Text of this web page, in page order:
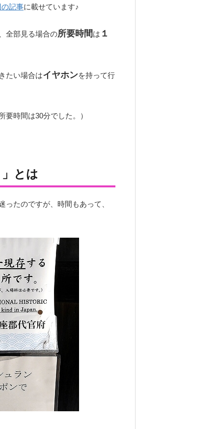
記事に載せています♪
全部見る場合の所要時間は １
たい場合はイヤホンを持って行
時間は30分でした。）
とは
たのですが、時間もあって、